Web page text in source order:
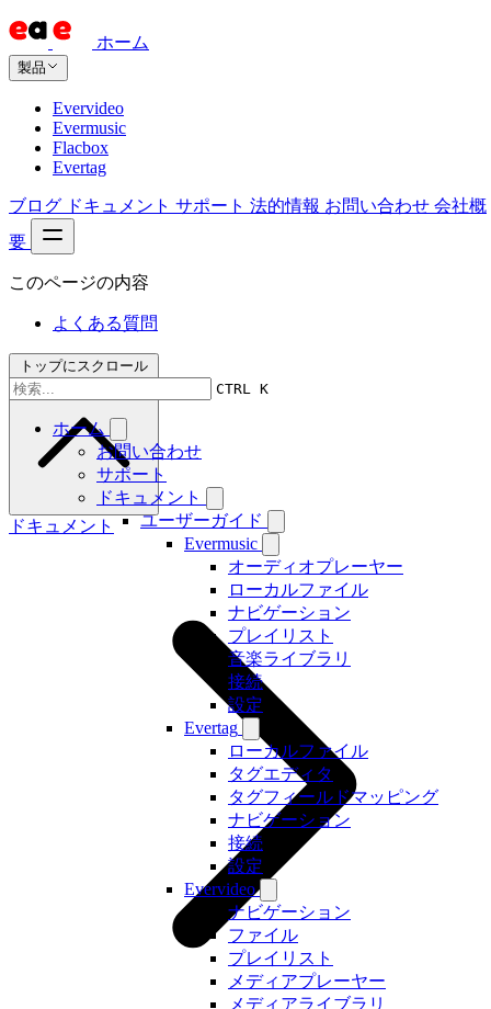
ホーム
製品
Evervideo
Evermusic
Flacbox
Evertag
ブログ ドキュメント サポート 法的情報 お問い合わせ 会社概
要
CTRL K
ホーム
お問い合わせ
サポート
ドキュメント
ユーザーガイド
Evermusic
オーディオプレーヤー
ローカルファイル
ナビゲーション
プレイリスト
音楽ライブラリ
接続
設定
Evertag
ローカルファイル
タグエディタ
タグフィールドマッピング
ナビゲーション
接続
設定
Evervideo
ナビゲーション
ファイル
プレイリスト
メディアプレーヤー
メディアライブラリ
このページの内容
よくある質問
トップにスクロール
ドキュメント